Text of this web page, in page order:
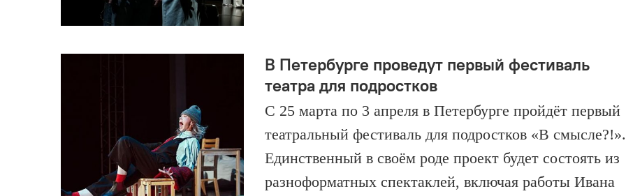
В Петербурге проведут первый фестиваль
театра для подростков
С 25 марта по 3 апреля в Петербурге пройдёт первый
театральный фестиваль для подростков «В смысле?!».
Единственный в своём роде проект будет состоять из
разноформатных спектаклей, включая работы Ивана